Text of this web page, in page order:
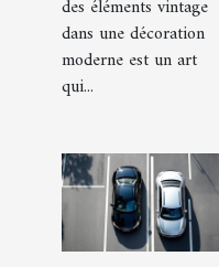
moderne ?
des éléments vintage
dans une décoration
moderne est un art
qui...